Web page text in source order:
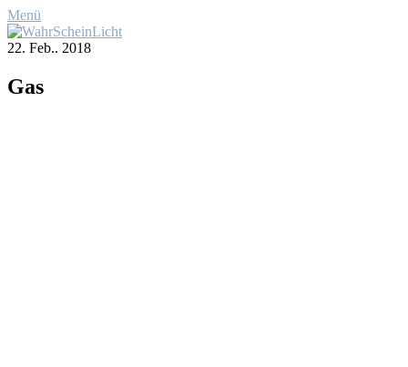
Menü
22. Feb.. 2018
Gas